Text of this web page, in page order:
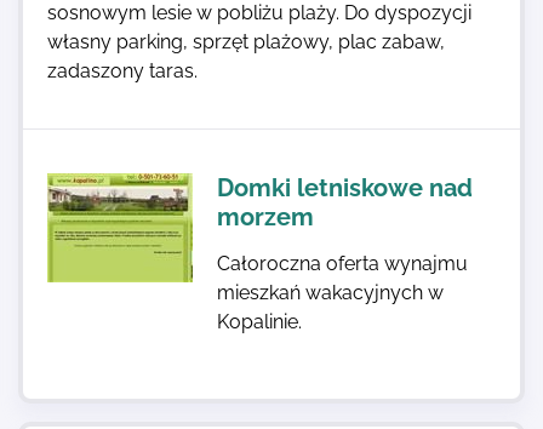
sosnowym lesie w pobliżu plaży. Do dyspozycji
własny parking, sprzęt plażowy, plac zabaw,
zadaszony taras.
Domki letniskowe nad
morzem
Całoroczna oferta wynajmu
mieszkań wakacyjnych w
Kopalinie.